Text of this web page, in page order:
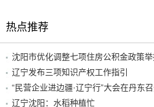
热点推荐
沈阳市优化调整七项住房公积金政策
辽宁发布三项知识产权工作指引
“民营企业进边疆·辽宁行”大会在丹东
辽宁沈阳：水稻种植忙